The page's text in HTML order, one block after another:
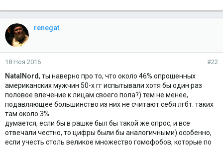
renegat
18 Ноя 2016 #22
NatalNord, ты наверно про то, что около 46% опрошенных
американских мужчин 50-х гг испытывали хотя бы один раз
половое влечение к лицам своего пола?) тем не менее,
подавляющее большинство из них не считают себя лгбт. таких
там около 3%.
думается, если бы в рашке был бы такой же опрос, и все
отвечали честно, то цифры были бы аналогичными) особенно,
если учесть столь великое множество гомофобов, которые по